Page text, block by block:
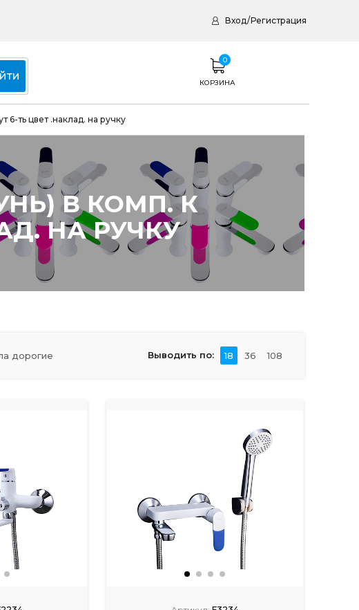
Вход/Регистрация
0
КОРЗИНА
6-ть цвет .наклад. на ручку
В КОМП. К
НА РУЧКУ
дорогие Выводить по: 18 36 108